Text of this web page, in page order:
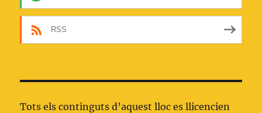
RSS
Tots els continguts d’aquest lloc es llicencien